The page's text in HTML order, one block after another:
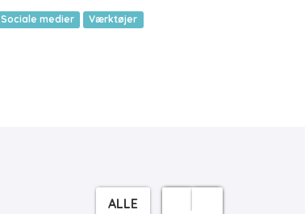
Sociale medier
Værktøjer
ALLE